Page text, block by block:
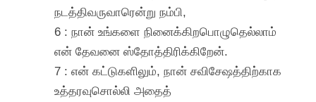
நடத்திவருவாரென்று நம்பி,
6 : நான் உங்களை நினைக்கிறபொழுதெல்லாம்
என் தேவனை ஸ்தோத்திரிக்கிறேன்.
7 : என் கட்டுகளிலும், நான் சவிசேஷத்திற்காக
உத்தரவுசொல்லி அதைத்